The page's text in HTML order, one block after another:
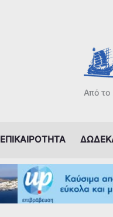
Από το
ΕΠΙΚΑΙΡΟΤΗΤΑ